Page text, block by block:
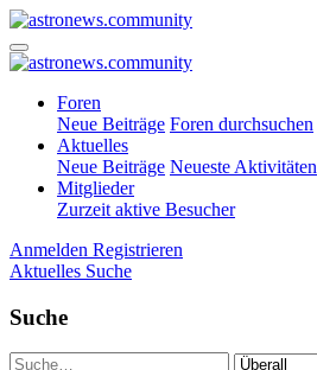
Foren
Neue Beiträge Foren durchsuchen
Aktuelles
Neue Beiträge Neueste Aktivitäten
Mitglieder
Zurzeit aktive Besucher
Anmelden Registrieren
Aktuelles Suche
Suche